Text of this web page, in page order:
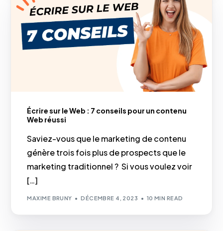
Écrire sur le Web : 7 conseils pour un contenu
Web réussi
Saviez-vous que le marketing de contenu
génère trois fois plus de prospects que le
marketing traditionnel ? ‍ Si vous voulez voir
[…]
MAXIME BRUNY DÉCEMBRE 4, 2023 10 MIN READ